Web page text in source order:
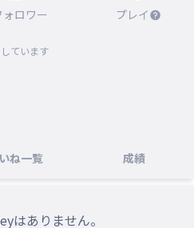
ォロワー プレイ
ています
ね一覧 成績
はありません。